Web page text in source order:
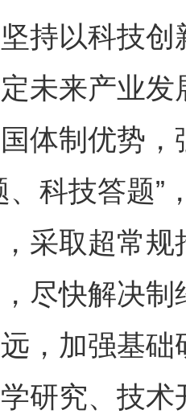
以科技创
未来产业
体制优势
、科技答题”
采取超常
尽快解决制
，加强基
研究、技